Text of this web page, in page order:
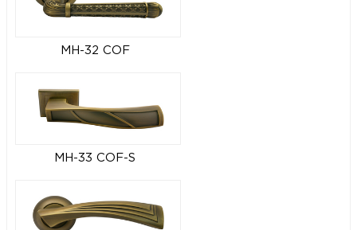
MH-32 COF
MH-33 COF-S